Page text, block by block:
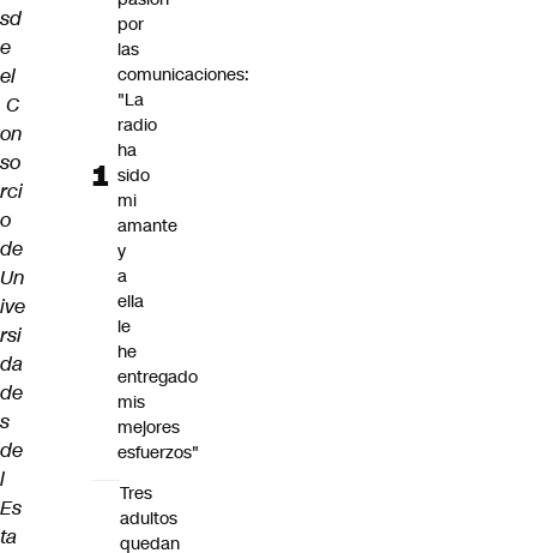
sd
e
el
C
on
so
rci
o
de
Un
ive
rsi
da
de
s
de
l
Es
ta
por
las
comunicaciones:
"La
radio
ha
sido
mi
amante
y
a
ella
le
he
entregado
mis
mejores
esfuerzos"
Tres
adultos
quedan